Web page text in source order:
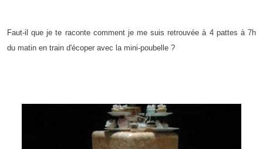
Faut-il que je te raconte comment je me suis retrouvée à 4 pattes à 7h
du matin en train d'écoper avec la mini-poubelle ?